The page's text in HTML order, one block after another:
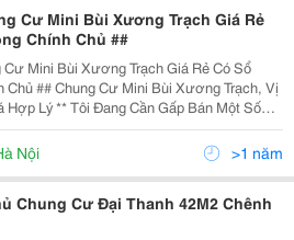
Cư Mini Bùi Xương Trạch Giá Rẻ
Chính Chủ ##
Cư Mini Bùi Xương Trạch Giá Rẻ Có Sổ
Chủ ## Chung Cư Mini Bùi Xương Trạch, Vị
Hợp Lý ** Tôi Đang Cần Gấp Bán Một Số
Ở Bùi Xương Trạch - Thanh Xuân Giá Rẻ,
Lượng Nếu Khách Hàng Có Nhu Cầu
Nội >1 năm
Chung Cư Đại Thanh 42M2 Chênh